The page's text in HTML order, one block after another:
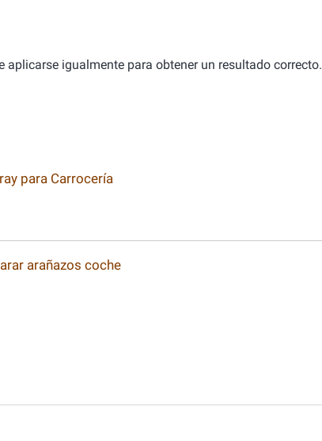
aplicarse igualmente para obtener un resultado correcto.
para Carrocería
arañazos coche